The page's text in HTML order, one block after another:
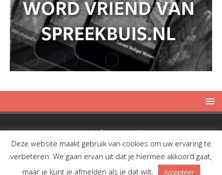
Copyright © 2019 Spreekbuis
Deze website maakt gebruik van cookies om uw ervaring te
verbeteren. We gaan ervan uit dat je hiermee akkoord gaat,
maar je kunt je afmelden als je dat wilt.
Accepteer